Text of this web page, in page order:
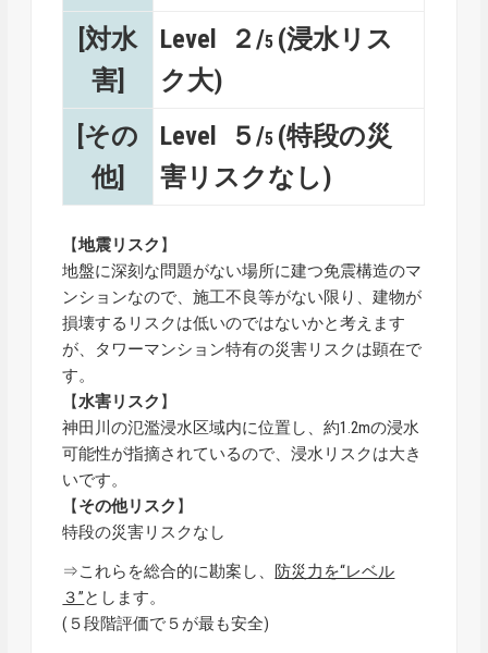
[対水
害]
Level ２/5 (浸水リス
ク大)
[その
他]
Level ５/5 (特段の災
害リスクなし)
【地震リスク 】
地盤に深刻な問題がない場所に建つ免震構造のマ
ンションなので、施工不良等がない限り、建物が
損壊するリスクは低いのではないかと考えます
が、タワーマンション特有の災害リスクは顕在で
す。
【水害リスク 】
神田川の氾濫浸水区域内に位置し、約1.2mの浸水
可能性が指摘されているので、浸水リスクは大き
いです。
【その他リスク 】
特段の災害リスクなし
⇒これらを総合的に勘案し、 防災力を“レベル
３”とします。
(５段階評価で５が最も安全)